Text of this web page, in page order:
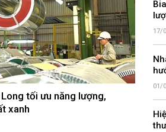
tối ưu năng lượng,
xanh
17/
01/